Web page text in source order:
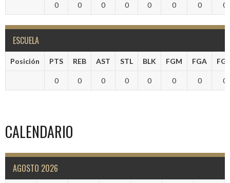
0 0 0 0 0 0 0 0
ESCUELA
Posición PTS REB AST STL BLK FGM FGA
0 0 0 0 0 0 0 0
CALENDARIO
AGOSTO 2026